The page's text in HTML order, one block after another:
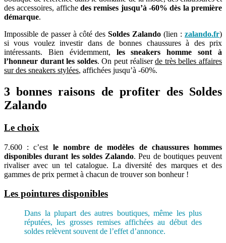
des accessoires, affiche des remises jusqu’à -60% dès la première
démarque.
Impossible de passer à côté des Soldes Zalando (lien : zalando.fr)
si vous voulez investir dans de bonnes chaussures à des prix
intéressants. Bien évidemment, les sneakers homme sont à
l’honneur durant les soldes. On peut réaliserde très belles affaires
sur des sneakers stylées, affichées jusqu’à -60%.
3 bonnes raisons de profiter des Soldes
Zalando
Le choix
7.600 : c’est le nombre de modèles de chaussures hommes
disponibles durant les soldes Zalando. Peu de boutiques peuvent
rivaliser avec un tel catalogue. La diversité des marques et des
gammes de prix permet à chacun de trouver son bonheur !
Les pointures disponibles
Dans la plupart des autres boutiques, même les plus
réputées, les grosses remises affichées au début des
soldes relèvent souvent de l’effet d’annonce.